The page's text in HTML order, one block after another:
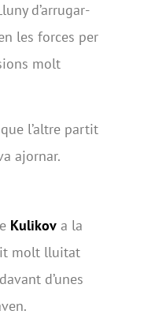
d’arrugar-
les forces per
molt
l’altre partit
ajornar.
Kulikov a la
molt lluitat
d’unes